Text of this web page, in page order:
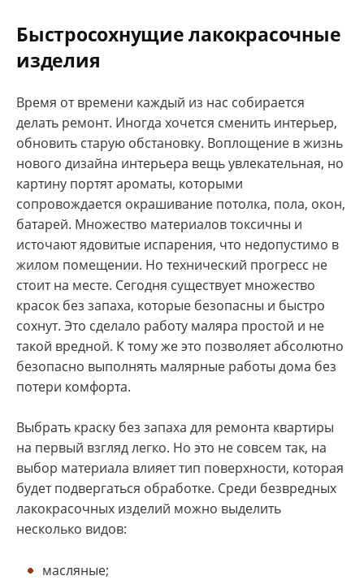
Быстросохнущие лакокрасочные
изделия
Время от времени каждый из нас собирается
делать ремонт. Иногда хочется сменить интерьер,
обновить старую обстановку. Воплощение в жизнь
нового дизайна интерьера вещь увлекательная, но
картину портят ароматы, которыми
сопровождается окрашивание потолка, пола, окон,
батарей. Множество материалов токсичны и
источают ядовитые испарения, что недопустимо в
жилом помещении. Но технический прогресс не
стоит на месте. Сегодня существует множество
красок без запаха, которые безопасны и быстро
сохнут. Это сделало работу маляра простой и не
такой вредной. К тому же это позволяет абсолютно
безопасно выполнять малярные работы дома без
потери комфорта.
Выбрать краску без запаха для ремонта квартиры
на первый взгляд легко. Но это не совсем так, на
выбор материала влияет тип поверхности, которая
будет подвергаться обработке. Среди безвредных
лакокрасочных изделий можно выделить
несколько видов:
масляные;